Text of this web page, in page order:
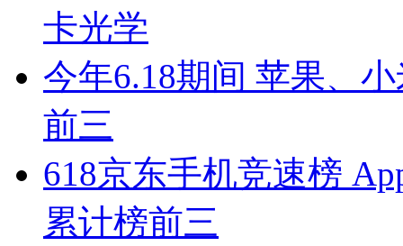
卡光学
今年6.18期间 苹果、
前三
618京东手机竞速榜
累计榜前三